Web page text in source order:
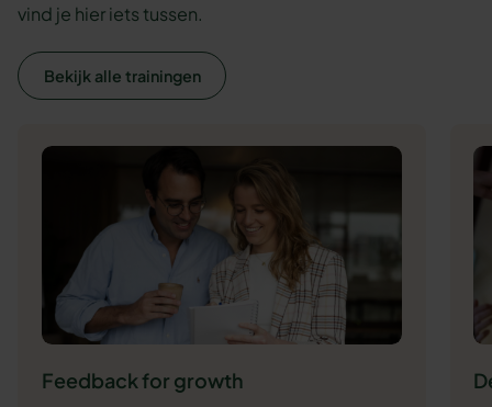
vind je hier iets tussen.
Bekijk alle trainingen
Feedback for growth